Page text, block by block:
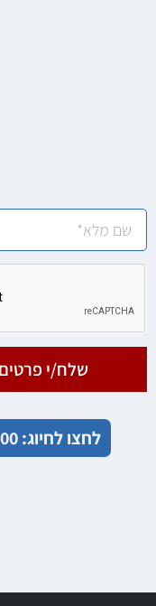
שלח/י פרטים
לחצו לחיוג: 077-9967000